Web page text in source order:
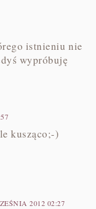
istnieniu nie
wypróbuję
kusząco;-)
2012 02:27